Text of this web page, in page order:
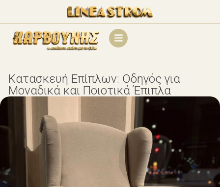
Κατασκευή Επίπλων: Οδηγός για
Μοναδικά και Ποιοτικά Έπιπλα